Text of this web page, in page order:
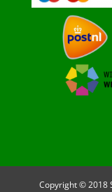
Copyright © 2018